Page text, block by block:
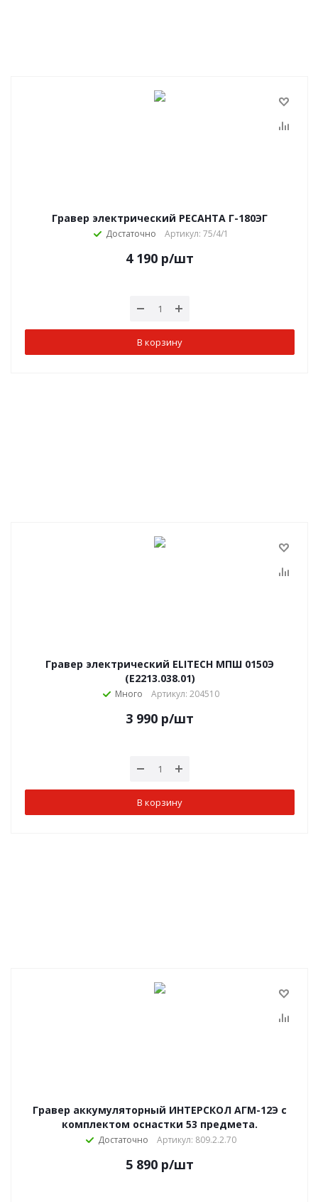
Гравер электрический РЕСАНТА Г-180ЭГ
Достаточно Артикул: 75/4/1
4 190 р/шт
В корзину
Гравер электрический ELITECH МПШ 0150Э
(E2213.038.01)
Много Артикул: 204510
3 990 р/шт
В корзину
Гравер аккумуляторный ИНТЕРСКОЛ АГМ-12Э с
комплектом оснастки 53 предмета.
Достаточно Артикул: 809.2.2.70
5 890 р/шт